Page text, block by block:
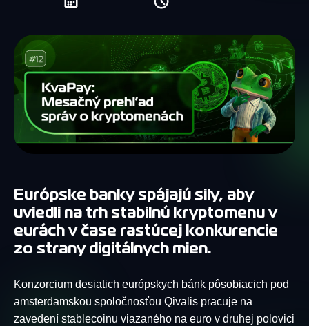
Európske banky spájajú sily, aby
uviedli na trh stabilnú kryptomenu v
eurách v čase rastúcej konkurencie
zo strany digitálnych mien.
Konzorcium desiatich európskych bánk pôsobiacich pod
amsterdamskou spoločnosťou Qivalis pracuje na
zavedení stablecoinu viazaného na euro v druhej polovici